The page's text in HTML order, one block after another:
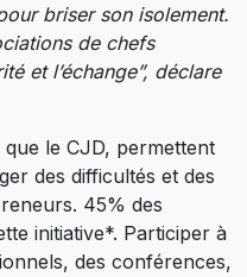
briser son isolement.
de chefs
et l’échange”, déclare
le CJD, permettent
des difficultés et des
45% des
initiative*. Participer à
des conférences,